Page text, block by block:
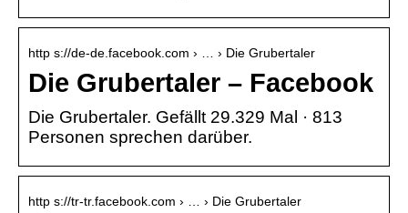
http s://de-de.facebook.com › … › Die Grubertaler
Die Grubertaler – Facebook
Die Grubertaler. Gefällt 29.329 Mal · 813
Personen sprechen darüber.
http s://tr-tr.facebook.com › … › Die Grubertaler